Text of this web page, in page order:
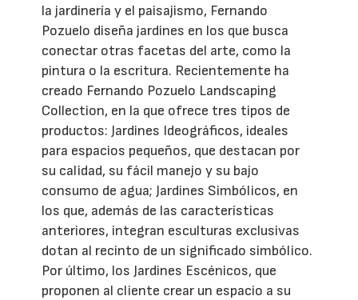
la jardinería y el paisajismo, Fernando
Pozuelo diseña jardines en los que busca
conectar otras facetas del arte, como la
pintura o la escritura. Recientemente ha
creado Fernando Pozuelo Landscaping
Collection, en la que ofrece tres tipos de
productos: Jardines Ideográficos, ideales
para espacios pequeños, que destacan por
su calidad, su fácil manejo y su bajo
consumo de agua; Jardines Simbólicos, en
los que, además de las características
anteriores, integran esculturas exclusivas
dotan al recinto de un significado simbólico.
Por último, los Jardines Escénicos, que
proponen al cliente crear un espacio a su